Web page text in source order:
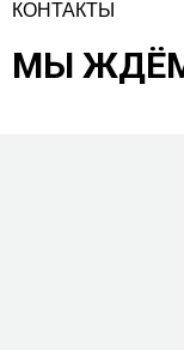
КОНТАКТЫ
МЫ